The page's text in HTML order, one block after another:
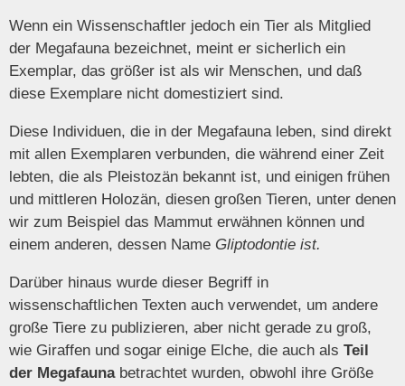
Wenn ein Wissenschaftler jedoch ein Tier als Mitglied
der Megafauna bezeichnet, meint er sicherlich ein
Exemplar, das größer ist als wir Menschen, und daß
diese Exemplare nicht domestiziert sind.
Diese Individuen, die in der Megafauna leben, sind direkt
mit allen Exemplaren verbunden, die während einer Zeit
lebten, die als Pleistozän bekannt ist, und einigen frühen
und mittleren Holozän, diesen großen Tieren, unter denen
wir zum Beispiel das Mammut erwähnen können und
einem anderen, dessen Name Gliptodontie ist.
Darüber hinaus wurde dieser Begriff in
wissenschaftlichen Texten auch verwendet, um andere
große Tiere zu publizieren, aber nicht gerade zu groß,
wie Giraffen und sogar einige Elche, die auch als Teil
der Megafaunabetrachtet wurden, obwohl ihre Größe